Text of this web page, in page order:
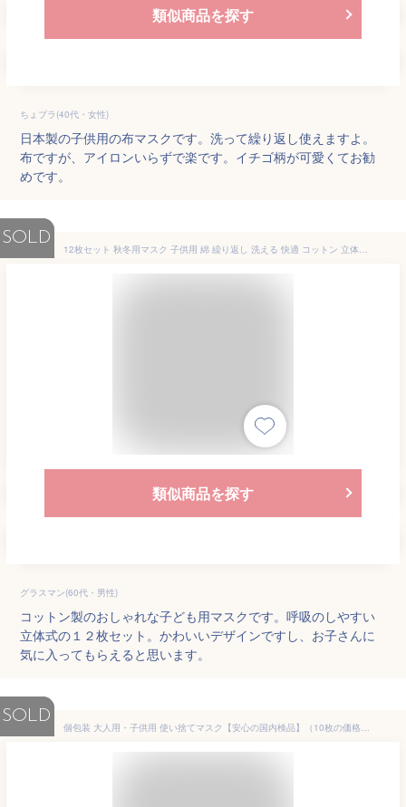
類似商品を探す
ちょプラ(40代・女性)
日本製の子供用の布マスクです。洗って繰り返し使えますよ。
布ですが、アイロンいらずで楽です。イチゴ柄が可愛くてお勧
めです。
SOLD
12枚セット 秋冬用マスク 子供用 綿 繰り返し 洗える 快適 コットン 立体マスク UVカット 紫外線対策 日焼け防止 蒸れない ゴム紐 調整可能 耳が痛くならない 軽い 布マスク 男の子 女の子 幼稚園 小学校 春 夏 アウトドア aaa
類似商品を探す
グラスマン(60代・男性)
コットン製のおしゃれな子ども用マスクです。呼吸のしやすい
立体式の１２枚セット。かわいいデザインですし、お子さんに
気に入ってもらえると思います。
SOLD
個包装 大人用・子供用 使い捨てマスク【安心の国内検品】（10枚の価格です）不織布 デザインマスク使い捨て 花柄マスク おしゃれマスク 除菌 ファッションマスク 不織布 HS 男女兼用マスク かっこいいマスク 可愛いマスク 3層構造 Ks411 Xmas クリスマス 親子 お揃い